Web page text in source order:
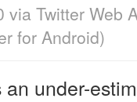
via Twitter Web
for Android)
an under-